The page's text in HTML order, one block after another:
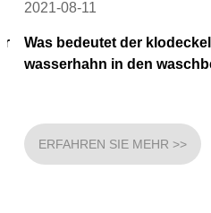
2021-08-11
Was bedeutet der
wasserhahn in den
ERFAHREN SIE MEHR >>